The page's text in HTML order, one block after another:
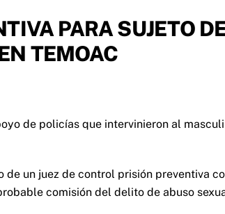
PARA SUJETO
TEMOAC
de policías que intervinieron al
de un juez de control prisión preventiva
comisión del delito de abuso